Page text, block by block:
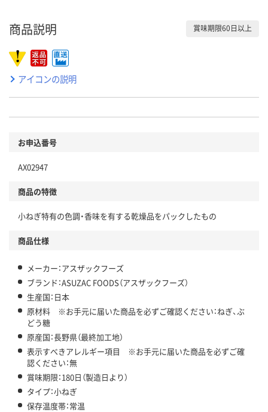
商品説明 賞味期限60日以上
アイコンの説明
お申込番号
AX02947
商品の特徴
小ねぎ特有の色調・香味を有する乾燥品をパックしたもの
商品仕様
メーカー：アスザックフーズ
ブランド：ASUZAC FOODS（アスザックフーズ）
生産国：日本
原材料 ※お手元に届いた商品を必ずご確認ください：ねぎ、ぶ
どう糖
原産国：長野県（最終加工地）
表示すべきアレルギー項目 ※お手元に届いた商品を必ずご確
認ください：無
賞味期限：180日（製造日より）
タイプ：小ねぎ
保存温度帯：常温